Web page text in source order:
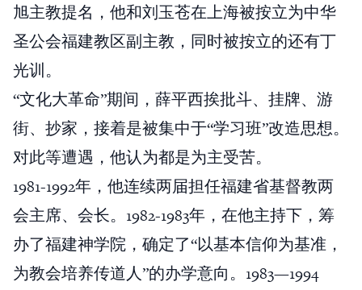
旭主教提名，他和刘玉苍在上海被按立为中华
圣公会福建教区副主教，同时被按立的还有丁
光训。
“文化大革命”期间，薛平西挨批斗、挂牌、游
街、抄家，接着是被集中于“学习班”改造思想。
对此等遭遇，他认为都是为主受苦。
1981-1992年，他连续两届担任福建省基督教两
会主席、会长。1982-1983年，在他主持下，筹
办了福建神学院，确定了“以基本信仰为基准，
为教会培养传道人”的办学意向。1983—1994